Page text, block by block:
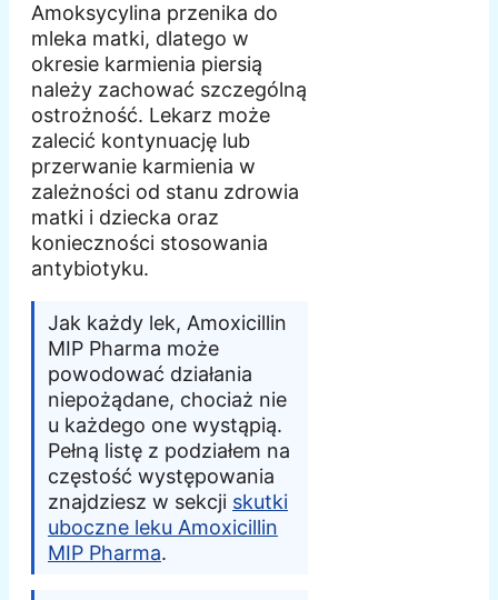
Amoksycylina przenika do
mleka matki, dlatego w
okresie karmienia piersią
należy zachować szczególną
ostrożność. Lekarz może
zalecić kontynuację lub
przerwanie karmienia w
zależności od stanu zdrowia
matki i dziecka oraz
konieczności stosowania
antybiotyku.
Jak każdy lek, Amoxicillin
MIP Pharma może
powodować działania
niepożądane, chociaż nie
u każdego one wystąpią.
Pełną listę z podziałem na
częstość występowania
znajdziesz w sekcji skutki
uboczne leku Amoxicillin
MIP Pharma.